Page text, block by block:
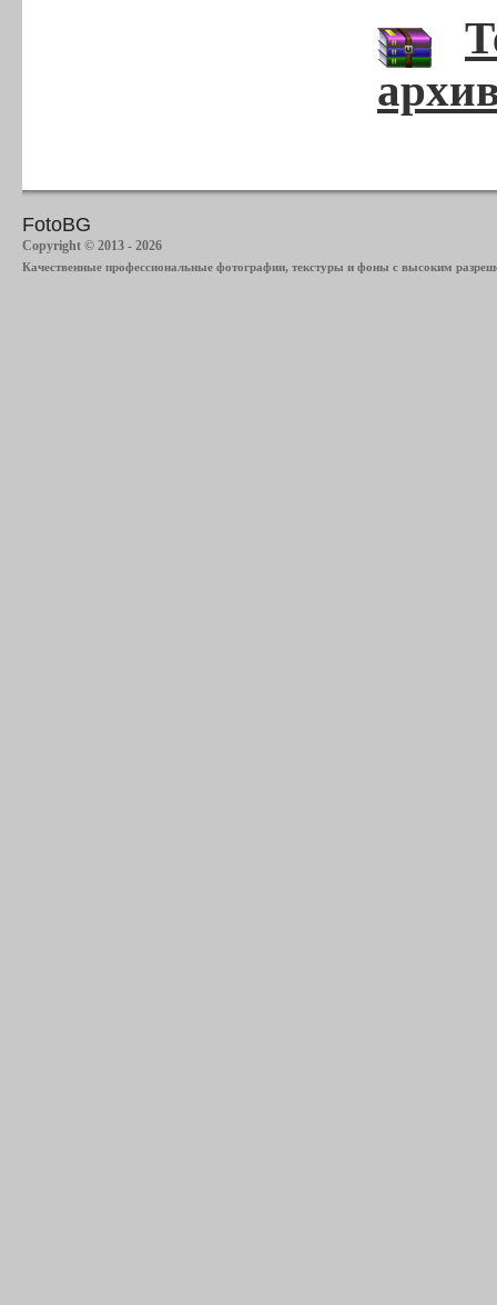
FotoBG
Copyright © 2013 - 2026
Качественные профессиональные фотографии, текстуры и фоны с высоким